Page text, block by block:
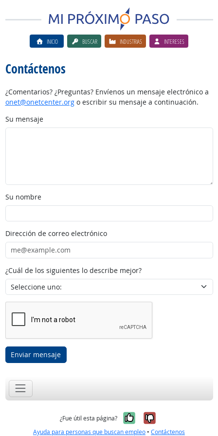
INICIO BUSCAR INDUSTRIAS INTERESES
Contáctenos
¿Comentarios? ¿Preguntas? Envíenos un mensaje electrónico a
onet@onetcenter.orgo escribir su mensaje a continuación.
Su mensaje
Su nombre
Dirección de correo electrónico
¿Cuál de los siguientes lo describe mejor?
Enviar mensaje
¿Fue útil esta página? Sí, fue útil
No, no fue
Ayuda para personas que buscan empleo • Contáctenos